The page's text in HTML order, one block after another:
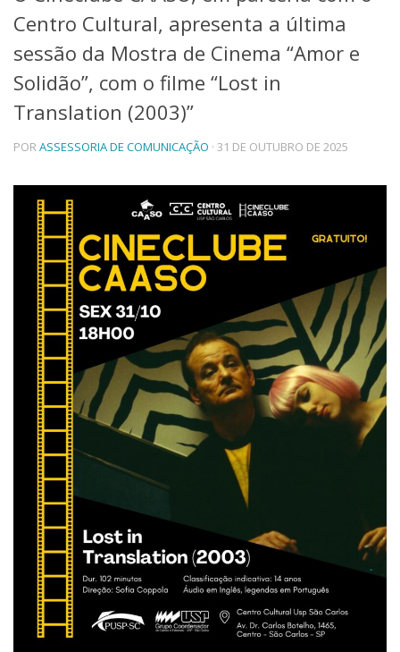
Telefones e Mapas
Pessoas
Ensino
Graduação
Pós-Graduação
Educação a distância
Cursos de Extensão
Linhas de Pesquisa
Centros, Núcleos e Projetos em Rede
Pós-doutorado
Iniciação Científica
Transferência de Tecnologia
Empresas Juniores
Extensão à Comunidade
Projetos, Programas e Cursos
Artes, Cultura e Esportes
Museus e Espaços Interativos
Serviços
Bibliotecas
Apoio ao Estudante
Segurança, Trânsito e Prevenção
RH, Administrativo e Financeiro
Outros serviços
Comunicação
Assessorias e Mídias
Aplicativos e Sites
Jornal da USP
Agenda de Eventos
Defesa de Teses
Centro Cultural, apresenta a última
sessão da Mostra de Cinema “Amor e
Solidão”, com o filme “Lost in
Translation (2003)”
PORASSESSORIA DE COMUNICAÇÃO · 31 DE OUTUBRO DE 2025